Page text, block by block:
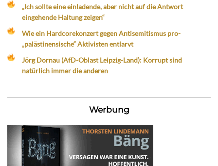
„Ich sollte eine einladende, aber nicht auf die Antwort
eingehende Haltung zeigen“
Wie ein Hardcorekonzert gegen Antisemitismus pro-
„palästinensische“ Aktivisten entlarvt
Jörg Dornau (AfD-Oblast Leipzig-Land): Korrupt sind
natürlich immer die anderen
Werbung